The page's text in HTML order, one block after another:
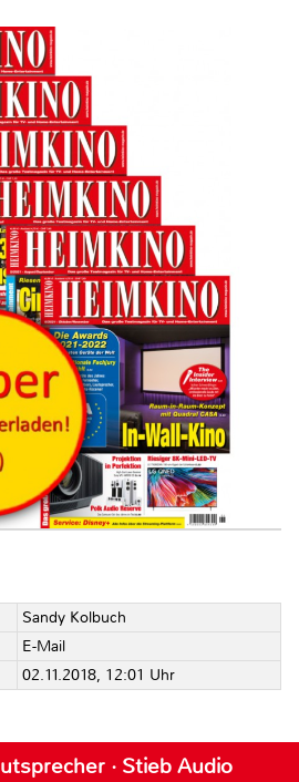
Sandy Kolbuch
E-Mail
02.11.2018, 12:01 Uhr
· Stieb Audio